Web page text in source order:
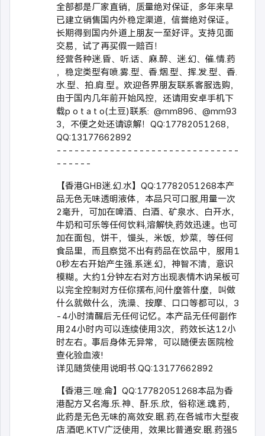
全部都是厂家直销，质量绝对保证，多年来早
已建立销售国内外稳定渠道，信誉绝对保证。
长期得到国内外道上朋友一至好评。支持见面
交易，试了再买假一赔百！
经营各种迷.昏、听.话、麻.醉、迷.幻、催.情.药
，稳定类型有喷.雾.型、香.烟.型、挥.发.型、香.
水.型、拍.肩.型。欢迎各界朋友联系客服选购，
由于国内几年前开始风控，还请用安卓手机下
载p o t a t o(土豆)联系: @mm896、@mm93
3，不便之处还请谅解！QQ:17782051268，
QQ:13177662892
-------------------------------
------
【香港GHB迷.幻.水】QQ:17782051268本产
品无色无味透明液体，本品只可口服,用量一次
2毫升，可加在啤酒、白酒、矿泉水、白开水，
牛奶和可乐等任何饮料,溶解快,药效迅速。也可
加在面包，饼干，馒头，米饭，炒菜，等任何
食品里，而且察觉不出有药品在饮品中，服用1
0秒左右开始产生强.系迷.幻，神智不清，意识
模糊。大约1分钟左右对方出现表情木讷呆板可
以完全控制对方任你摆布,问什麼答什麼，叫做
什么就做什么，洗澡、按摩、口口等都可以，3
-4小时清醒后无任何记忆。本产品无任何副作
用24小时内可以连续使用3次，药效长达12小
时左右。事后身体无异常，可以随便去医院检
查化验血液!
详见随货使用说明书.QQ:13177662892
【香港三.唑.侖】QQ:17782051268本品为香
港配方又名海.乐.神、酐.乐.欣，俗称迷.魂.药，
此药是无色无味的高效安.眠.药,在各城市大型夜
店.酒吧.KTV广泛使用，效果比普通安.眠.药强5